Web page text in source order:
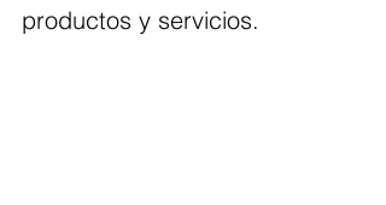
productos y servicios.